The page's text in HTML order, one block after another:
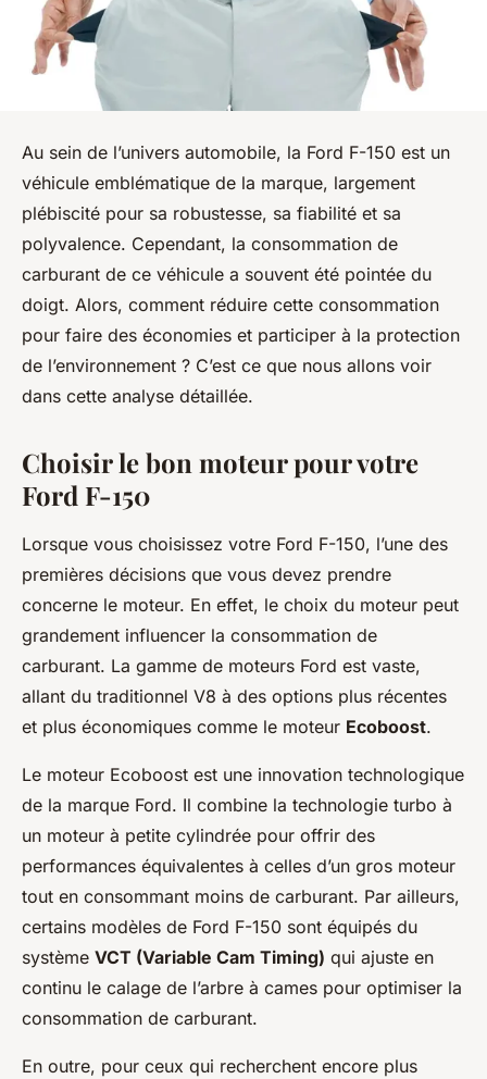
Au sein de l’univers automobile, la Ford F-150 est un
véhicule emblématique de la marque, largement
plébiscité pour sa robustesse, sa fiabilité et sa
polyvalence. Cependant, la consommation de
carburant de ce véhicule a souvent été pointée du
doigt. Alors, comment réduire cette consommation
pour faire des économies et participer à la protection
de l’environnement ? C’est ce que nous allons voir
dans cette analyse détaillée.
Choisir le bon moteur pour votre
Ford F-150
Lorsque vous choisissez votre Ford F-150, l’une des
premières décisions que vous devez prendre
concerne le moteur. En effet, le choix du moteur peut
grandement influencer la consommation de
carburant. La gamme de moteurs Ford est vaste,
allant du traditionnel V8 à des options plus récentes
et plus économiques comme le moteur Ecoboost.
Le moteur Ecoboost est une innovation technologique
de la marque Ford. Il combine la technologie turbo à
un moteur à petite cylindrée pour offrir des
performances équivalentes à celles d’un gros moteur
tout en consommant moins de carburant. Par ailleurs,
certains modèles de Ford F-150 sont équipés du
système VCT (Variable Cam Timing) qui ajuste en
continu le calage de l’arbre à cames pour optimiser la
consommation de carburant.
En outre, pour ceux qui recherchent encore plus